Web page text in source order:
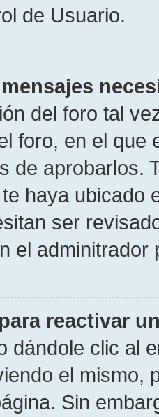
de Usuario.
del foro tal
foro, en el
de aprobarlos.
haya ubicado
ser
el
reactivar
dándole clic al
el mismo,
Sin